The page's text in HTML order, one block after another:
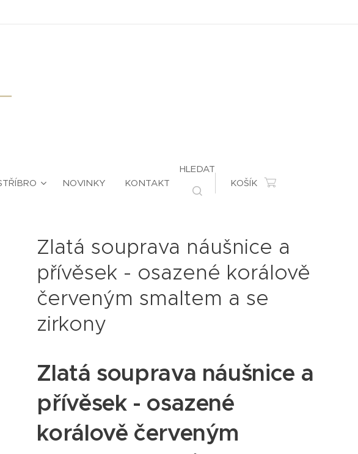
NOVINKY KONTAKT
HLEDAT
KOŠÍK
Zlatá souprava náušnice a
přívěsek - osazené korálově
červeným smaltem a se
zirkony
Zlatá souprava náušnice a
přívěsek - osazené
korálově červeným